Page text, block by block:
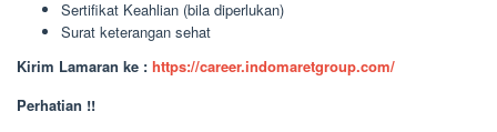
Sertifikat Keahlian (bila diperlukan)
Surat keterangan sehat
Kirim Lamaran ke : https://career.indomaretgroup.com/
Perhatian !!